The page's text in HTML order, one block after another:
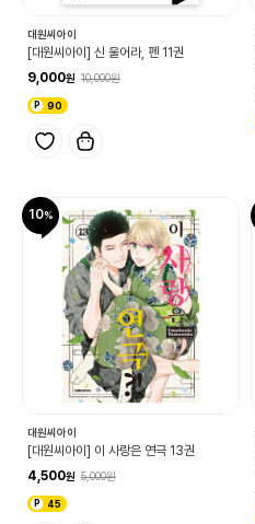
대원씨아이
[대원씨아이] 신 울어라, 펜 11권
9,000
10,000
90
10
대원씨아이
[대원씨아이] 이 사랑은 연극 13권
4,500
5,000
45